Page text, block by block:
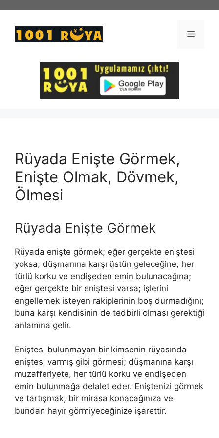
Menü
Rüyada Enişte Görmek,
Enişte Olmak, Dövmek,
Ölmesi
Rüyada Enişte Görmek
Rüyada enişte görmek; eğer gerçekte eniştesi
yoksa; düşmanına karşı üstün geleceğine; her
türlü korku ve endişeden emin bulunacağına;
eğer gerçekte bir eniştesi varsa; işlerini
engellemek isteyen rakiplerinin boş durmadığını;
buna karşı kendisinin de tedbirli olması gerektiği
anlamına gelir.
Eniştesi bulunmayan bir kimsenin rüyasında
eniştesi varmış gibi görmesi; düşmanına karşı
muzafferiyete, her türlü korku ve endişeden
emin bulunmağa delalet eder. Eniştenizi görmek
ve tartışmak, bir mirasa konacağınıza ve
bundan hayır görmiyeceğinize işarettir.